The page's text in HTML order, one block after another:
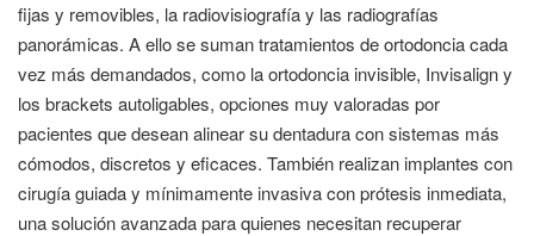
fijas y removibles, la radiovisiografía y las radiografías
panorámicas. A ello se suman tratamientos de ortodoncia cada
vez más demandados, como la ortodoncia invisible, Invisalign y
los brackets autoligables, opciones muy valoradas por
pacientes que desean alinear su dentadura con sistemas más
cómodos, discretos y eficaces. También realizan implantes con
cirugía guiada y mínimamente invasiva con prótesis inmediata,
una solución avanzada para quienes necesitan recuperar